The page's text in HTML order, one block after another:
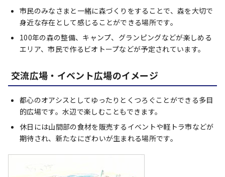
市民のみなさまと一緒に森づくりをすることで、森を大切で
身近な存在として感じることができる場所です。
100年の森の整備、キャンプ、グランピングなどが楽しめる
エリア、市民で作るビオトープなどが予定されています。
交流広場・イベント広場のイメージ
都心のオアシスとしてゆったりとくつろぐことができる多目
的広場です。水辺で楽しむこともできます。
休日には山間部の食材を販売するイベントや軽トラ市などが
期待され、新たなにぎわいが生まれる場所です。